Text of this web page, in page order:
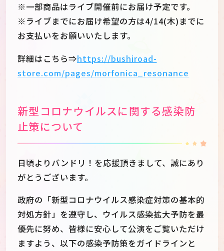
※一部商品はライブ開催前にお届け予定です。
※ライブまでにお届け希望の方は4/14(木)までに
お支払いをお願いいたします。
詳細はこちら⇒https://bushiroad-
store.com/pages/morfonica_resonance
新型コロナウイルスに関する感染防
止策について
日頃よりバンドリ！を応援頂きまして、誠にあり
がとうございます。
政府の「新型コロナウイルス感染症対策の基本的
対処方針」を遵守し、ウイルス感染拡大予防を最
優先に努め、皆様に安心して公演をご覧いただけ
ますよう、以下の感染予防策をガイドラインと